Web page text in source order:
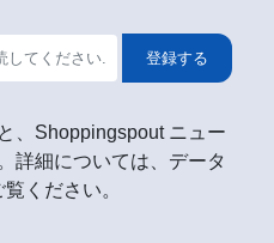
登録する
、Shoppingspout ニュー
詳細については、データ
ください。